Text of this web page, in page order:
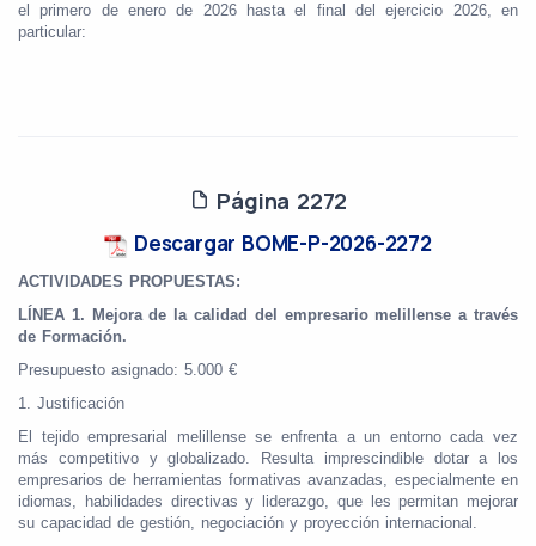
el primero de enero de 2026 hasta el final del ejercicio 2026, en
particular:
Página 2272
Descargar BOME-P-2026-2272
ACTIVIDADES PROPUESTAS:
LÍNEA 1. Mejora de la calidad del empresario melillense a través
de Formación.
Presupuesto asignado: 5.000 €
1. Justificación
El tejido empresarial melillense se enfrenta a un entorno cada vez
más competitivo y globalizado. Resulta imprescindible dotar a los
empresarios de herramientas formativas avanzadas, especialmente en
idiomas, habilidades directivas y liderazgo, que les permitan mejorar
su capacidad de gestión, negociación y proyección internacional.